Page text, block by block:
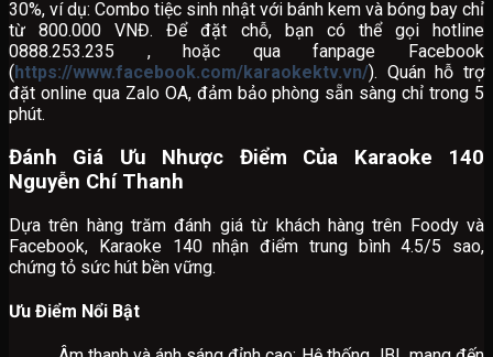
30%, ví dụ: Combo tiệc sinh nhật với bánh kem và bóng bay chỉ
từ 800.000 VNĐ. Để đặt chỗ, bạn có thể gọi hotline
0888.253.235 , hoặc qua fanpage Facebook
( https://www.facebook.com/karaokektv.vn/). Quán hỗ trợ
đặt online qua Zalo OA, đảm bảo phòng sẵn sàng chỉ trong 5
phút.
Đánh Giá Ưu Nhược Điểm Của Karaoke 140
Nguyễn Chí Thanh
Dựa trên hàng trăm đánh giá từ khách hàng trên Foody và
Facebook, Karaoke 140 nhận điểm trung bình 4.5/5 sao,
chứng tỏ sức hút bền vững.
Ưu Điểm Nổi Bật